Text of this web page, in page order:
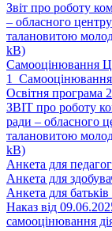
Звіт про роботу
– обласного
талановитою
kB)
Самооцінювання
Освітня програма
ЗВІТ про роботу
ради – обласного
талановитою
kB)
Анкета для
Анкета для
Анкета для батьків
Наказ від
самооцінювання